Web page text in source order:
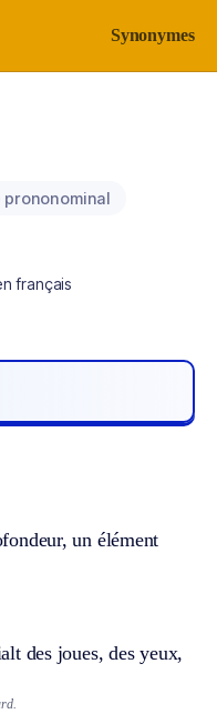
Synonymes
prononominal
français
un élément
des joues, des yeux,